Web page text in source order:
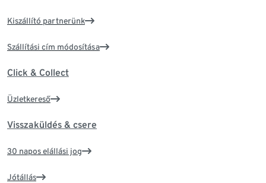
Kiszállító partnerünk
Szállítási cím módosítása
Click & Collect
Üzletkereső
Visszaküldés & csere
30 napos elállási jog
Jótállás